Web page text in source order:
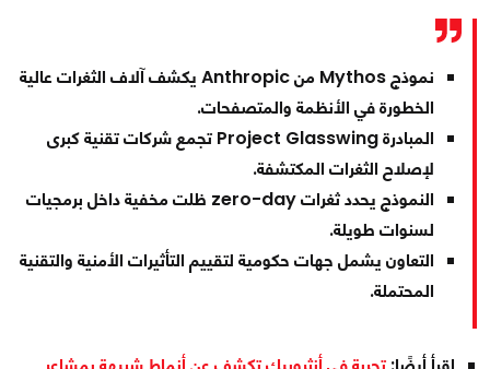
نموذج Mythos من Anthropic يكشف آلاف الثغرات عالية
الخطورة في الأنظمة والمتصفحات.
المبادرة Project Glasswing تجمع شركات تقنية كبرى
لإصلاح الثغرات المكتشفة.
النموذج يحدد ثغرات zero-day ظلت مخفية داخل برمجيات
لسنوات طويلة.
التعاون يشمل جهات حكومية لتقييم التأثيرات الأمنية والتقنية
المحتملة.